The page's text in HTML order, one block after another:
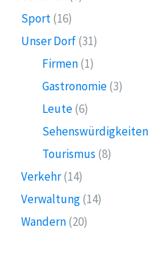
Sport(16)
Unser Dorf(31)
Firmen(1)
Gastronomie(3)
Leute(6)
Sehenswürdigkeiten
Tourismus (8)
Verkehr(14)
Verwaltung(14)
Wandern(20)